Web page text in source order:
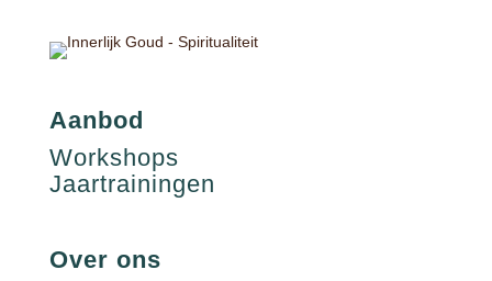
Aanbod
Workshops
Jaartrainingen
Over ons